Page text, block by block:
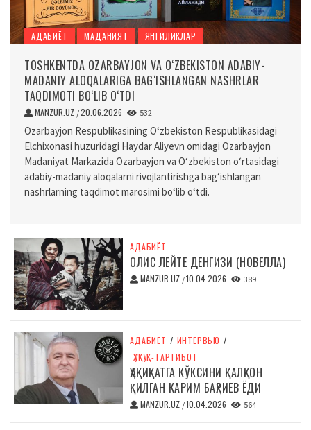
АДАБИЁТ МАДАНИЯТ ЯНГИЛИКЛАР
TOSHKENTDA OZARBAYJON VA O‘ZBEKISTON ADABIY-
MADANIY ALOQALARIGA BAG‘ISHLANGAN NASHRLAR
TAQDIMOTI BO‘LIB O‘TDI
MANZUR.UZ /20.06.2026 532
Ozarbayjon Respublikasining O‘zbekiston Respublikasidagi
Elchixonasi huzuridagi Haydar Aliyevn omidagi Ozarbayjon
Madaniyat Markazida Ozarbayjon va O‘zbekiston o‘rtasidagi
adabiy-madaniy aloqalarni rivojlantirishga bag‘ishlangan
nashrlarning taqdimot marosimi bo‘lib o‘tdi.
АДАБИЁТ
ОЛИС ЛЕЙТЕ ДЕНГИЗИ (НОВЕЛЛА)
MANZUR.UZ /10.04.2026 389
АДАБИЁТ / ИНТЕРВЬЮ /
ҲУҚУҚ-ТАРТИБОТ
ҲАҚИҚАТГА КЎКСИНИ ҚАЛҚОН
ҚИЛГАН КАРИМ БАҲРИЕВ ЁДИ
MANZUR.UZ /10.04.2026 564